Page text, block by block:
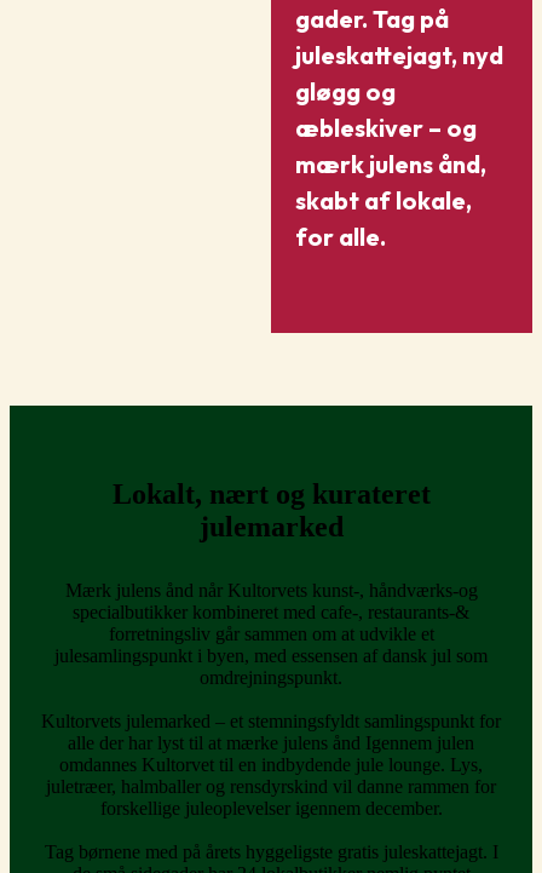
gader. Tag på
juleskattejagt, nyd
gløgg og
æbleskiver – og
mærk julens ånd,
skabt af lokale,
for alle.
Lokalt, nært og kurateret
julemarked
Mærk julens ånd når Kultorvets kunst-, håndværks-og
specialbutikker kombineret med cafe-, restaurants-&
forretningsliv går sammen om at udvikle et
julesamlingspunkt i byen, med essensen af dansk jul som
omdrejningspunkt.
Kultorvets julemarked – et stemningsfyldt samlingspunkt for
alle der har lyst til at mærke julens ånd Igennem julen
omdannes Kultorvet til en indbydende jule lounge. Lys,
juletræer, halmballer og rensdyrskind vil danne rammen for
forskellige juleoplevelser igennem december.
Tag børnene med på årets hyggeligste gratis juleskattejagt. I